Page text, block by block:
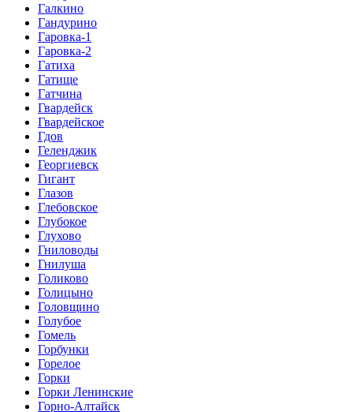
Галкино
Гандурино
Гаровка-1
Гаровка-2
Гатиха
Гатище
Гатчина
Гвардейск
Гвардейское
Гдов
Геленджик
Георгиевск
Гигант
Глазов
Глебовское
Глубокое
Глухово
Гниловоды
Гнилуша
Голиково
Голицыно
Головщино
Голубое
Гомель
Горбунки
Горелое
Горки
Горки Ленинские
Горно-Алтайск